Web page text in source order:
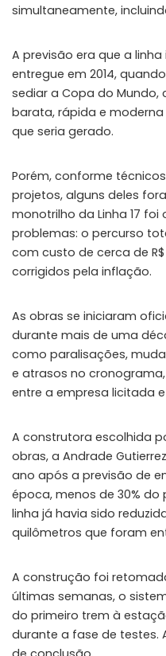
simultaneamente,
A previsão era que a
entregue em 2014,
sediar a Copa do Mundo,
barata, rápida e
que seria gerado.
Porém, conforme
projetos, alguns deles
monotrilho da Linha 17
problemas: o percurso
com custo de cerca de
corrigidos pela inflação.
As obras se iniciaram
durante mais de uma
como paralisações,
e atrasos no
entre a empresa licitada
A construtora escolhida
obras, a Andrade
ano após a previsão de
época, menos de 30%
linha já havia sido
quilômetros que foram
A construção foi
últimas semanas, o
do primeiro trem à
durante a fase de testes.